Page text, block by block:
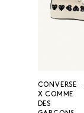
CONVERSE
X COMME
DES